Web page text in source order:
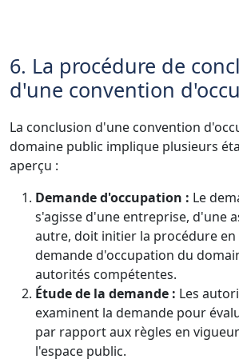
6. La procédure de
d'une convention
La conclusion d'une convention
domaine public implique plusieurs
aperçu :
Demande d'occupation : Le
s'agisse d'une entreprise, d'une
autre, doit initier la procédure
demande d'occupation du
autorités compétentes.
Étude de la demande : Les
examinent la demande pour
par rapport aux règles en
l'espace public.